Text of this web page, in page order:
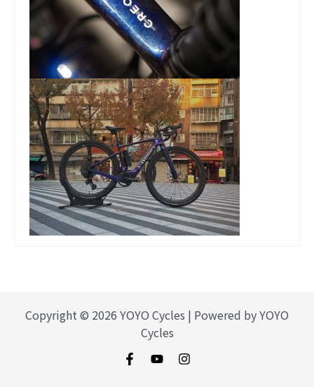
Copyright © 2026 YOYO Cycles | Powered by YOYO
Cycles